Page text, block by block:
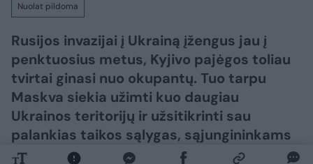
Nuolat pildoma
Rusijos invazijai į Ukrainą įžengus jau į
penktuosius metus, Kyjivo pajėgos toliau
tvirtai ginasi nuo okupantų. Tuo tarpu
Maskva siekia užimti kuo daugiau
Ukrainos teritorijų ir užsitikrinti sau
palankias taikos sąlygas, sąjungininkams
siekiant skubiai užbaigti karą.​​​​​​​​​​​​​​​​​​​​​​​​​​​